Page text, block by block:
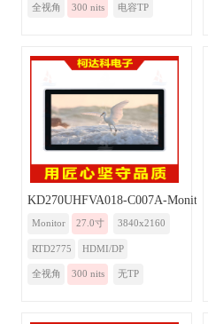
全视角 300 nits 电容TP
KD270UHFVA018-C007A-Monitor
Monitor 27.0寸 3840x2160
RTD2775 HDMI/DP
全视角 300 nits 无TP